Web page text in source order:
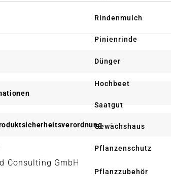
Rindenmulch
Pinienrinde
Dünger
Hochbeet
Saatgut
Gewächshaus
Pflanzenschutz
Pflanzzubehör
Consulting GmbH